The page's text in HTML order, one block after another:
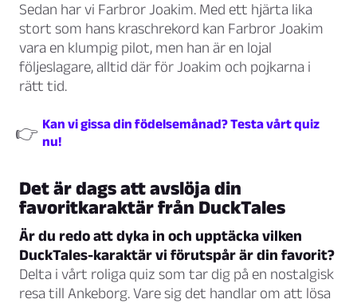
Sedan har vi Farbror Joakim. Med ett hjärta lika
stort som hans kraschrekord kan Farbror Joakim
vara en klumpig pilot, men han är en lojal
följeslagare, alltid där för Joakim och pojkarna i
rätt tid.
👉 Kan vi gissa din födelsemånad? Testa vårt quiz
nu!
Det är dags att avslöja din
favoritkaraktär från DuckTales
Är du redo att dyka in och upptäcka vilken
DuckTales-karaktär vi förutspår är din favorit?
Delta i vårt roliga quiz som tar dig på en nostalgisk
resa till Ankeborg. Vare sig det handlar om att lösa